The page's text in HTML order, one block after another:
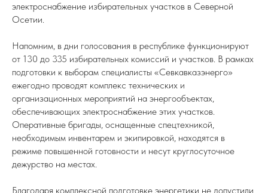
электроснабжение избирательных участков в Северной
Осетии.
Напомним, в дни голосования в республике функционируют
от 130 до 335 избирательных комиссий и участков. В рамках
подготовки к выборам специалисты «Севкавказэнерго»
ежегодно проводят комплекс технических и
организационных мероприятий на энергообъектах,
обеспечивающих электроснабжение этих участков.
Оперативные бригады, оснащенные спецтехникой,
необходимым инвентарем и экипировкой, находятся в
режиме повышенной готовности и несут круглосуточное
дежурство на местах.
Благодаря комплексной подготовке энергетики не допустили